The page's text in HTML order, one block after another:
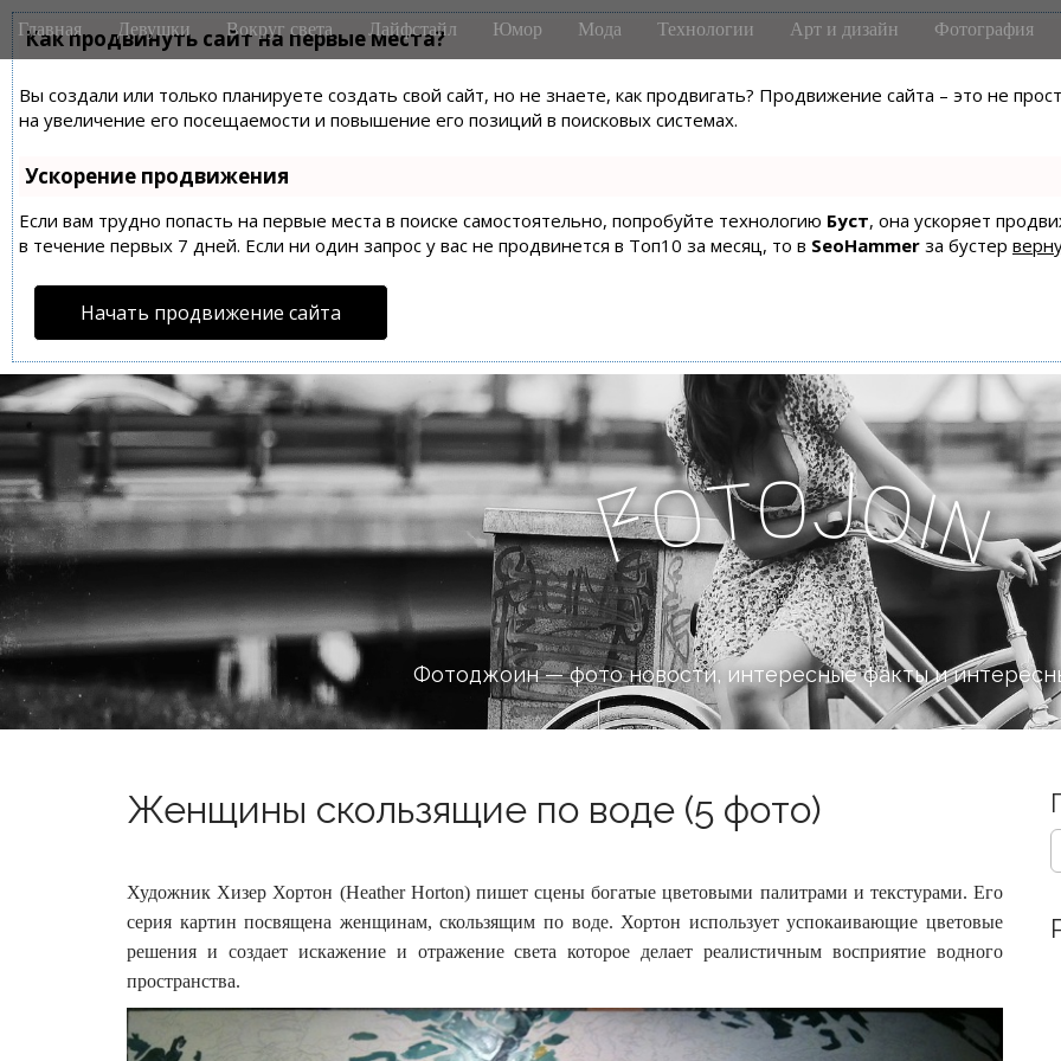
Как продвинуть сайт на первые места?
Вы создали или только планируете создать свой сайт, но не знаете, как продвигать? Продвижение сайта – это не
на увеличение его посещаемости и повышение его позиций в поисковых системах.
Ускорение продвижения
Если вам трудно попасть на первые места в поиске самостоятельно, попробуйте технологию Буст, она ускоряет
в течение первых 7 дней. Если ни один запрос у вас не продвинется в Топ10 за месяц, то в SeoHammer за бустер
Начать продвижение сайта
M
a
n
m
e
n
u
i
Главная Девушки Вокруг света Лайфстайл Юмор Мода Технологии Арт и дизайн Фотография
FotoJoi
n
Фотоджоин — фото новости, интересные факты и
Женщины скользящие по воде (5 фото)
Художник Хизер Хортон (Heather Horton) пишет сцены богатые цветовыми палитрами и текстурами. Его
серия картин посвящена женщинам, скользящим по воде. Хортон использует успокаивающие цветовые
решения и создает искажение и отражение света которое делает реалистичным восприятие водного
пространства.
S
e
c